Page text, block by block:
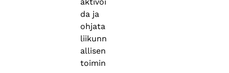
da ja
ohjata
liikunn
allisen
toimin